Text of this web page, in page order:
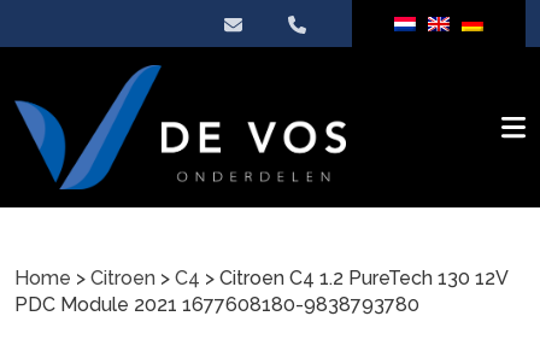
Home > Citroen > C4 > Citroen C4 1.2 PureTech 130 12V
PDC Module 2021 1677608180-9838793780